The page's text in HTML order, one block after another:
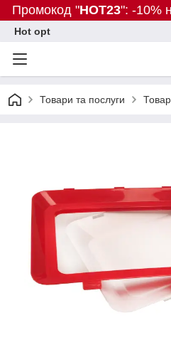
Промокод "HOT23": -10%
Hot opt
Товари та послуги